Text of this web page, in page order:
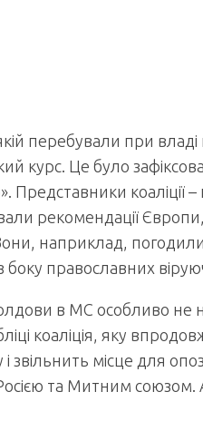
перебували при владі
курс. Це було
Представники коаліції
рекомендації
наприклад,
православних
в МС особливо
коаліція, яку
місце для
та Митним